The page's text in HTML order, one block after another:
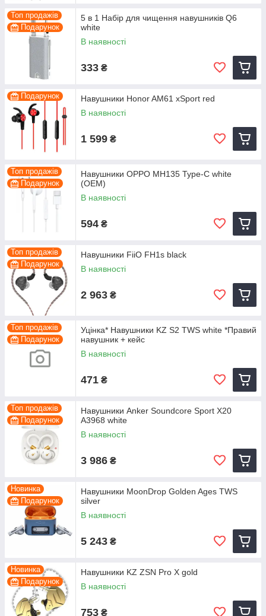
Топ продажів
Подарунок
5 в 1 Набір для чищення навушників Q6
white
В наявності
333 ₴
Подарунок
Навушники Honor AM61 xSport red
В наявності
1 599 ₴
Топ продажів
Подарунок
Навушники OPPO MH135 Type-C white
(OEM)
В наявності
594 ₴
Топ продажів
Подарунок
Навушники FiiO FH1s black
В наявності
2 963 ₴
Топ продажів
Подарунок
Уцінка* Навушники KZ S2 TWS white *Правий
навушник + кейс
В наявності
471 ₴
Топ продажів
Подарунок
Навушники Anker Soundcore Sport X20
A3968 white
В наявності
3 986 ₴
Новинка
Подарунок
Навушники MoonDrop Golden Ages TWS
silver
В наявності
5 243 ₴
Новинка
Подарунок
Навушники KZ ZSN Pro X gold
В наявності
753 ₴